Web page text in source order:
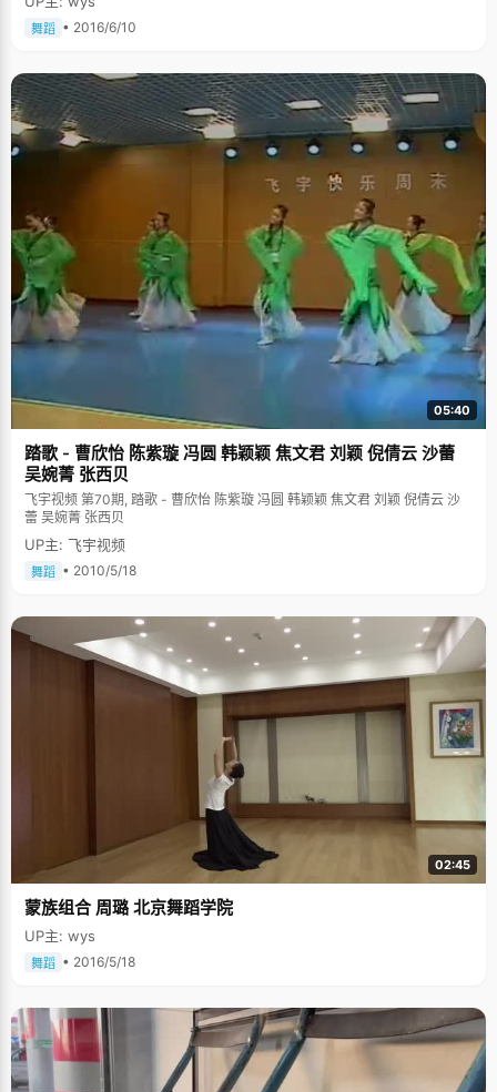
舞蹈 • 2016/6/10
05:40
踏歌 - 曹欣怡 陈紫璇 冯圆 韩颖颖 焦文君 刘颖 倪倩云 沙蕾
吴婉菁 张西贝
飞宇视频 第70期, 踏歌 - 曹欣怡 陈紫璇 冯圆 韩颖颖 焦文君 刘颖 倪倩云 沙
蕾 吴婉菁 张西贝
UP主: 飞宇视频
舞蹈 • 2010/5/18
02:45
蒙族组合 周璐 北京舞蹈学院
UP主: wys
舞蹈 • 2016/5/18